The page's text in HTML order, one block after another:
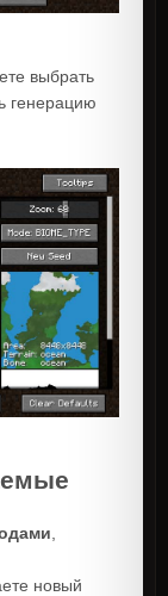
выбрать
генерацию
новый